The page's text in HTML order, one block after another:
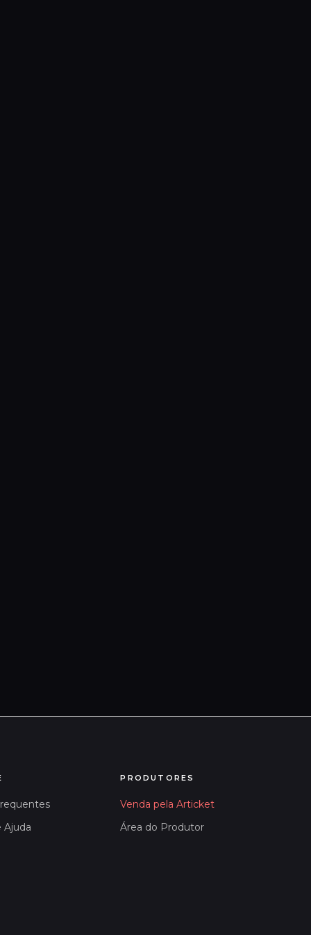
Ajuda
PRODUTORES
Venda pela Articket
Área do Produtor